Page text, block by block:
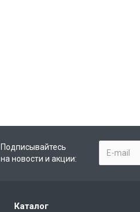
Подписывайтесь
на новости и акции:
Каталог